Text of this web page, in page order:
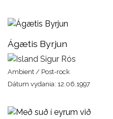
Ágætis Byrjun
Sigur Rós
Ambient / Post-rock
Dátum vydania: 12.06.1997